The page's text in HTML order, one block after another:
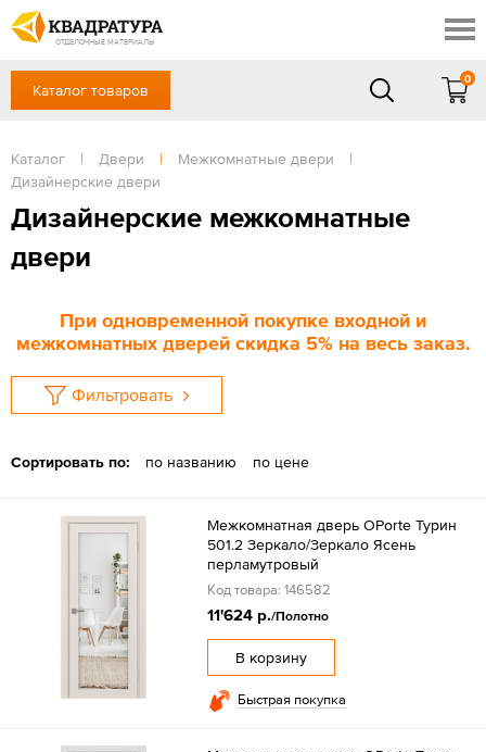
ОТДЕЛОЧНЫЕ МАТЕРИАЛЫ
Скидки
Контакты
Доставка и оплата
Готовые решения
Отзывы
+7 (863) 303-36-23
Сб, Вс — выходной
ЗАКАЗАТЬ ЗВОНОК
Вход / Регистрация
Каталог товаров
0
Каталог | Двери | Межкомнатные двери
|
Дизайнерские двери
Дизайнерские межкомнатные
двери
При одновременной покупке входной и
межкомнатных дверей скидка 5% на весь заказ.
Фильтровать
Сортировать по: по названию по цене
Межкомнатная дверь OPorte Турин
501.2 Зеркало/Зеркало Ясень
перламутровый
Код товара: 146582
11'624 р./Полотно
В корзину
Быстрая покупка